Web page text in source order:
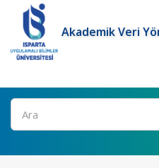
Akademik Veri
Ara